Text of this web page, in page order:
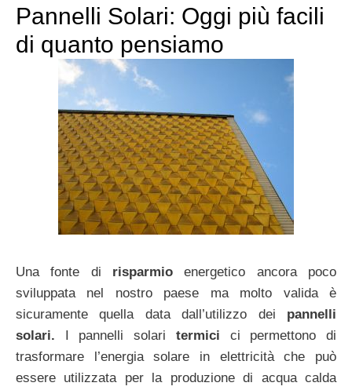
Pannelli Solari: Oggi più facili
di quanto pensiamo
Una fonte di risparmio energetico ancora poco
sviluppata nel nostro paese ma molto valida è
sicuramente quella data dall’utilizzo dei pannelli
solari. I pannelli solari termici ci permettono di
trasformare l’energia solare in elettricità che può
essere utilizzata per la produzione di acqua calda